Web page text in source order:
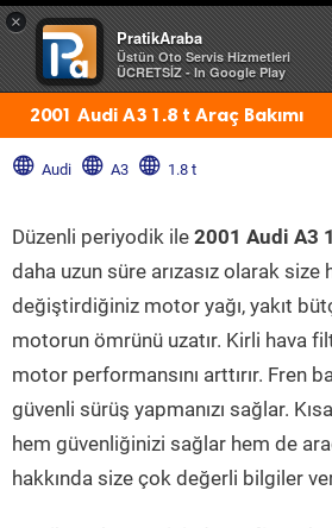
×
PratikAraba
Üstün Oto Servis Hizmetleri
ÜCRETSİZ - In Google Play
2001 Audi A3 1.8 t Araç Bakımı
Audi A3 1.8 t
Düzenli periyodik ile 2001 Audi A3
daha uzun süre arızasız olarak size
değiştirdiğiniz motor yağı, yakıt
motorun ömrünü uzatır. Kirli hava
motor performansını arttırır. Fren
güvenli sürüş yapmanızı sağlar.
hem güvenliğinizi sağlar hem de
hakkında size çok değerli bilgiler